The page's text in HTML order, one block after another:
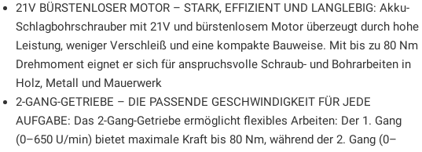
21V BÜRSTENLOSER MOTOR – STARK, EFFIZIENT UND LANGLEBIG: Akku-
Schlagbohrschrauber mit 21V und bürstenlosem Motor überzeugt durch hohe
Leistung, weniger Verschleiß und eine kompakte Bauweise. Mit bis zu 80 Nm
Drehmoment eignet er sich für anspruchsvolle Schraub- und Bohrarbeiten in
Holz, Metall und Mauerwerk
2-GANG-GETRIEBE – DIE PASSENDE GESCHWINDIGKEIT FÜR JEDE
AUFGABE: Das 2-Gang-Getriebe ermöglicht flexibles Arbeiten: Der 1. Gang
(0–650 U/min) bietet maximale Kraft bis 80 Nm, während der 2. Gang (0–